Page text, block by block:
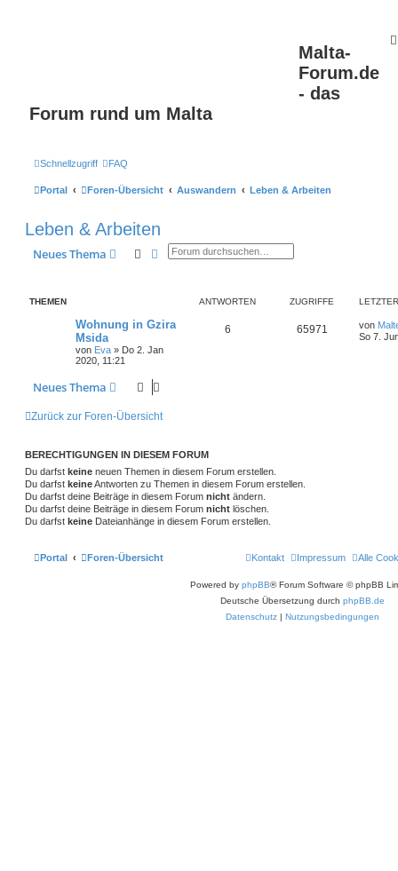
Malta-
Forum.de
- das
Forum rund um Malta
Schnellzugriff FAQ
Portal Foren-Übersicht Auswandern Leben & Arbeiten
Leben & Arbeiten
Neues Thema SucheErweiterte Suche
THEMEN ANTWORTEN ZUGRIFFE
Wohnung in Gzira
Msida
von Eva » Do 2. Jan
2020, 11:21
6 65971 von
So 7.
Neues Thema
Zurück zur Foren-Übersicht
BERECHTIGUNGEN IN DIESEM FORUM
Du darfst keine neuen Themen in diesem Forum erstellen.
Du darfst keineAntworten zu Themen in diesem Forum erstellen.
Du darfst deine Beiträge in diesem Forum nicht ändern.
Du darfst deine Beiträge in diesem Forum nicht löschen.
Du darfst keine Dateianhänge in diesem Forum erstellen.
Portal Foren-Übersicht Alle
Impressum
Kontakt
Powered by phpBB® Forum Software © phpBB
Deutsche Übersetzung durch phpBB.de
Datenschutz | Nutzungsbedingungen